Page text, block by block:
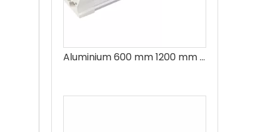
Aluminium 600 mm 1200 mm 1500 mm T8 integrierte LED-Röhre